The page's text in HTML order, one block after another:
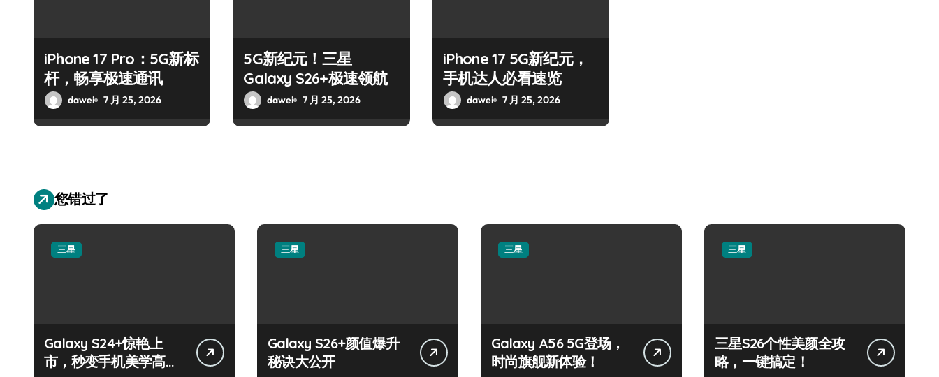
iPhone 17 Pro：5G新标
杆，畅享极速通讯
dawei 7 月 25, 2026
5G新纪元！三星
Galaxy S26+极速领航
dawei 7 月 25, 2026
iPhone 17 5G新纪元，
手机达人必看速览
dawei 7 月 25, 2026
您错过了
三星
Galaxy S24+惊艳上
市，秒变手机美学高
三星
Galaxy S26+颜值爆升
秘诀大公开
三星
Galaxy A56 5G登场，
时尚旗舰新体验！
三星
三星S26个性美颜全攻
略，一键搞定！